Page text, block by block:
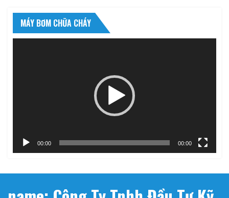
MÁY BƠM CHỮA CHÁY
00:00 00:00